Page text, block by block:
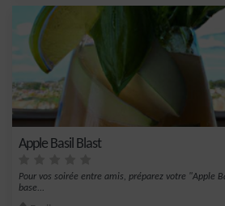
Apple Basil Blast
Pour vos soirée entre amis, préparez votre "Apple
base...